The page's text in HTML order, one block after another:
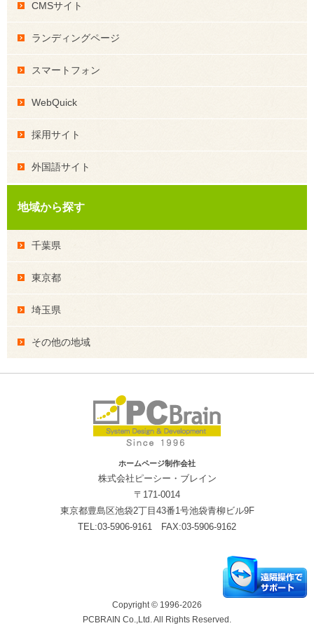
CMSサイト
ランディングページ
スマートフォン
WebQuick
採用サイト
外国語サイト
地域から探す
千葉県
東京都
埼玉県
その他の地域
ホームページ制作会社
株式会社ピーシー・ブレイン
〒171-0014
東京都豊島区池袋2丁目43番1号池袋青柳ビル9F
TEL:03-5906-9161 FAX:03-5906-9162
Copyright © 1996-2026
PCBRAIN Co.,Ltd. All Rights Reserved.